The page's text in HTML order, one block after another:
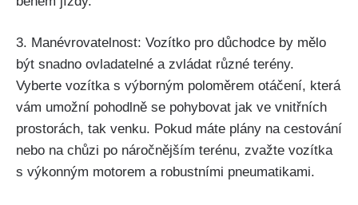
3. Manévrovatelnost: Vozítko pro důchodce by mělo
být snadno ovladatelné a zvládat různé terény.
Vyberte vozítka s výborným poloměrem otáčení, která
vám umožní pohodlně se pohybovat jak ve vnitřních
prostorách, tak venku. Pokud máte plány na cestování
nebo na chůzi po náročnějším terénu, zvažte vozítka
s výkonným motorem a robustními pneumatikami.